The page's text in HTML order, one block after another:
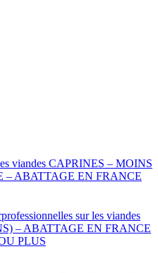
viandes CAPRINES – MOINS
– ABATTAGE EN FRANCE
sur les viandes
– ABATTAGE EN FRANCE
PLUS